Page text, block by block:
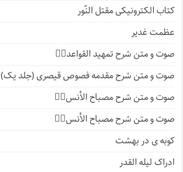
کتاب الکترونیکی مقتل النّور
عظمت غدیر
صوت و متن شرح تمهید القواعد۱️⃣
صوت و متن شرح مقدمه فصوص قیصری (جلد یک)
صوت و متن شرح مصباح الأنس۷️⃣
صوت و متن شرح مصباح الأنس۶️⃣
کوبه ی در بهشت
ادراک لیله القدر